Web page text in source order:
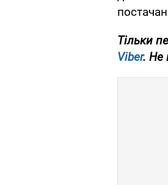
Тільки
Viber. Не